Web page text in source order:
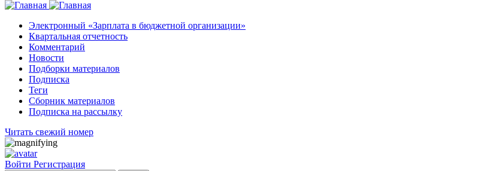
Электронный «Зарплата в бюджетной организации»
Квартальная отчетность
Комментарий
Новости
Подборки материалов
Подписка
Теги
Сборник материалов
Подписка на рассылку
Читать свежий номер
Войти Регистрация